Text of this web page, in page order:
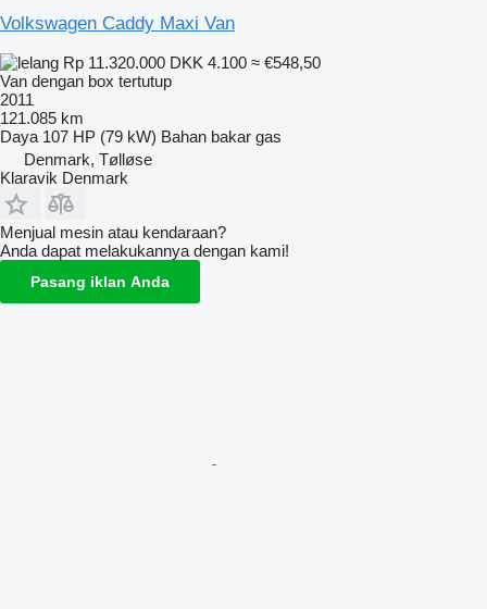
Volkswagen Caddy Maxi Van
Rp 11.320.000 DKK 4.100 ≈ €548,50
Van dengan box tertutup
2011
121.085 km
Daya 107 HP (79 kW) Bahan bakar gas
Denmark, Tølløse
Klaravik Denmark
Menjual mesin atau kendaraan?
Anda dapat melakukannya dengan kami!
Pasang iklan Anda